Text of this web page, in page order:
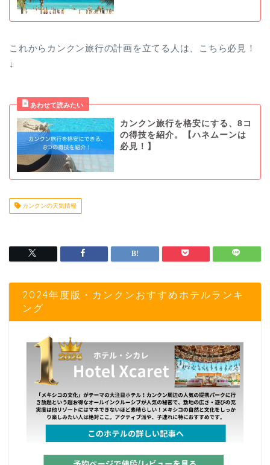
これからカンクン旅行の計画を立てる人は、こちら必見！
↓
カンクン旅行を格安にする、8コ
の得技を紹介。【ハネムーンは
必見！】
カンクンの天気情報
2024年度版・カンクンおすすめホテルランキ
ング